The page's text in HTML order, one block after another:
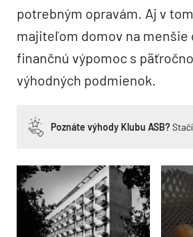
potrebným opravám. Aj v
majiteľom domov na menšie
finančnú výpomoc s
výhodných podmienok.
Poznáte výhody Klubu ASB?